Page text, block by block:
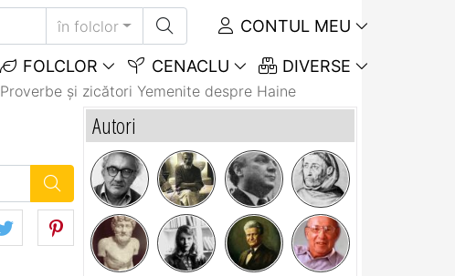
în folclor CONTUL MEU
FOLCLOR CENACLU DIVERSE
Proverbe și zicători Yemenite despre Haine
Autori